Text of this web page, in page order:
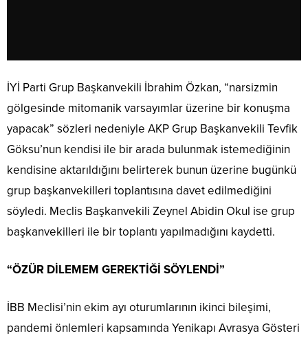
İYİ Parti Grup Başkanvekili İbrahim Özkan, “narsizmin
gölgesinde mitomanik varsayımlar üzerine bir konuşma
yapacak” sözleri nedeniyle AKP Grup Başkanvekili Tevfik
Göksu’nun kendisi ile bir arada bulunmak istemediğinin
kendisine aktarıldığını belirterek bunun üzerine bugünkü
grup başkanvekilleri toplantısına davet edilmediğini
söyledi. Meclis Başkanvekili Zeynel Abidin Okul ise grup
başkanvekilleri ile bir toplantı yapılmadığını kaydetti.
“ÖZÜR DİLEMEM GEREKTİĞİ SÖYLENDİ”
İBB Meclisi’nin ekim ayı oturumlarının ikinci bileşimi,
pandemi önlemleri kapsamında Yenikapı Avrasya Gösteri